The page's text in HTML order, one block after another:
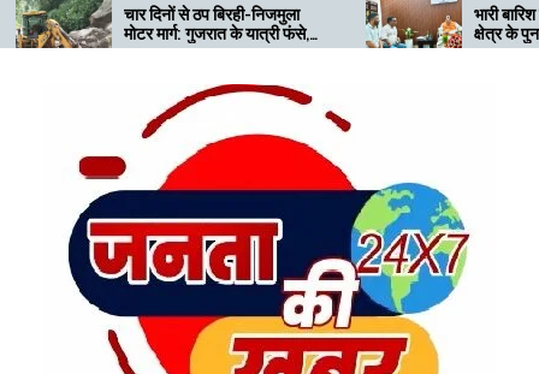
दिनों से ठप बिरही-निजमुला
मार्ग: गुजरात के यात्री फंसे,
खराब खड़ी जेसीबी से
भारी बारिश से प्रभावित ज्योतिर्मठ
क्षेत्र के पुनर्वास की मांग, प्रभारी
मंत्री को सौंपा ज्ञापन